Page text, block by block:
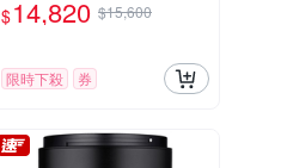
$14,820 $15,600
限時下殺 券